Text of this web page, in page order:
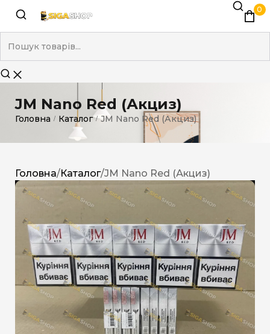
0
JM Nano Red (Акциз)
Головна / Каталог / JM Nano Red (Акциз)
Головна/Каталог/JM Nano Red (Акциз)